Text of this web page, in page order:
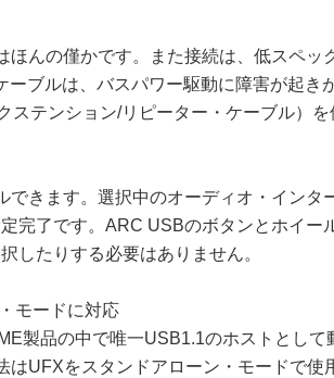
んの僅かです。また接続は、低スペ
ブルは、バスパワー駆動に障害が起
テンション/リピーター・ケーブル）
きます。選択中のオーディオ・イン
完了です。ARC USBのボタンとホイ
したりする必要はありません。
モードに対応
製品の中で唯一USB1.1のホストとし
UFXをスタンドアローン・モードで